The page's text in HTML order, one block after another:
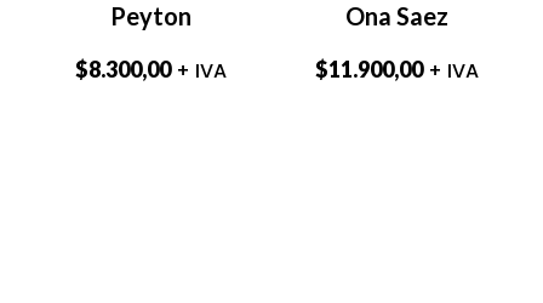
Peyton
$8.300,00 + IVA
Ona Saez
$11.900,00 + IVA